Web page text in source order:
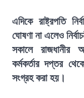
এদিকে রাষ্ট্রপতি
ঘোষণা না এলেও
সকালে রাজধানীর
কর্মকর্তার দপ্তর
সংগ্রহ করা হয়।